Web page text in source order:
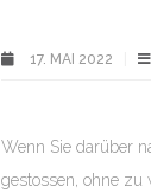
17. MAI 2022
Wenn Sie darüber
gestossen, ohne zu